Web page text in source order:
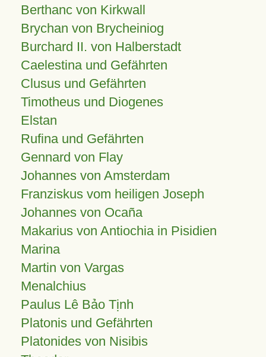
Berthanc von Kirkwall
Brychan von Brycheiniog
Burchard II. von Halberstadt
Caelestina und Gefährten
Clusus und Gefährten
Timotheus und Diogenes
Elstan
Rufina und Gefährten
Gennard von Flay
Johannes von Amsterdam
Franziskus vom heiligen Joseph
Johannes von Ocaña
Makarius von Antiochia in Pisidien
Marina
Martin von Vargas
Menalchius
Paulus Lê Bảo Tịnh
Platonis und Gefährten
Platonides von Nisibis